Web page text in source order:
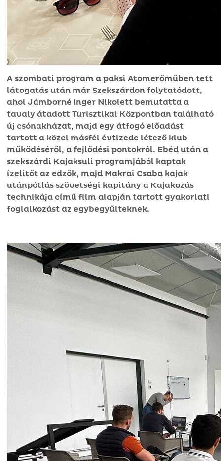
A szombati program a paksi Atomerőműben tett
látogatás után már Szekszárdon folytatódott,
ahol Jámborné Inger Nikolett bemutatta a
tavaly átadott Turisztikai Központban található
új csónakházat, majd egy átfogó előadást
tartott a közel másfél évtizede létező klub
működéséről, a fejlődési pontokról. Ebéd után a
szekszárdi Kajaksuli programjából kaptak
ízelítőt az edzők, majd Makrai Csaba kajak
utánpótlás szövetségi kapitány a Kajakozás
technikája című film alapján tartott gyakorlati
foglalkozást az egybegyűlteknek.